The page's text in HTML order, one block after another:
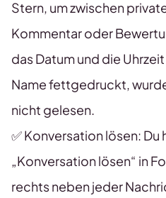
Stern, um zwischen
Kommentar oder
das Datum und die
Name fettgedruckt,
nicht gelesen.
✅ Konversation lösen:
„Konversation lösen“ in
rechts neben jeder